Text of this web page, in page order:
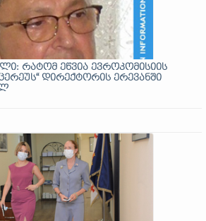
რატომ ეწვია ევროკომისიის
დირექტორის ერევანში